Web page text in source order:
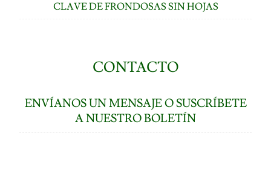
CLAVE DE FRONDOSAS SIN HOJAS
CONTACTO
ENVÍANOS UN MENSAJE O SUSCRÍBETE
A NUESTRO BOLETÍN